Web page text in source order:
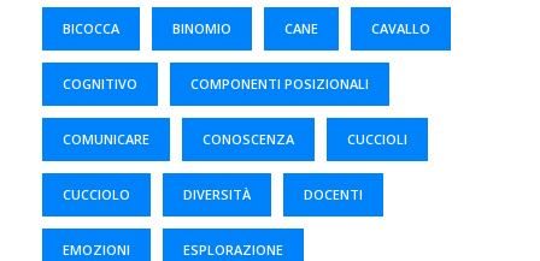
BICOCCA BINOMIO CANE CAVALLO
COGNITIVO COMPONENTI POSIZIONALI
COMUNICARE CONOSCENZA CUCCIOLI
CUCCIOLO DIVERSITÀ DOCENTI
EMOZIONI ESPLORAZIONE